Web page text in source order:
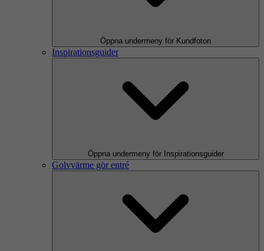
Öppna undermeny för Kundfoton
Inspirationsguider
Öppna undermeny för Inspirationsguider
Golvvärme gör entré